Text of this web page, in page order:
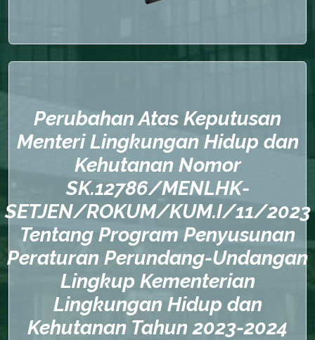
Perubahan Atas Keputusan
Menteri Lingkungan Hidup dan
Kehutanan Nomor
SK.12786/MENLHK-
SETJEN/ROKUM/KUM.I/11/2023
Tentang Program Penyusunan
Peraturan Perundang-Undangan
Lingkup Kementerian
Lingkungan Hidup dan
Kehutanan Tahun 2023-2024